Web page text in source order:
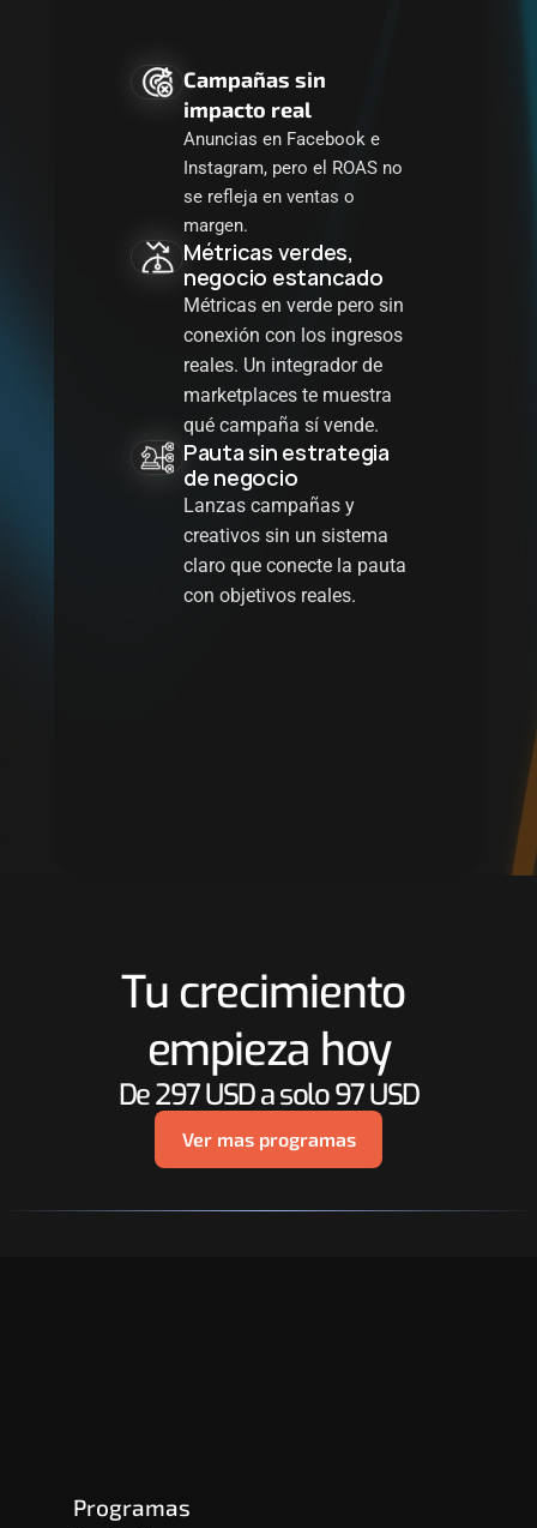
Campañas sin
impacto real
Anuncias en Facebook e
Instagram, pero el ROAS no
se refleja en ventas o
margen.
Métricas verdes,
negocio estancado
Métricas en verde pero sin
conexión con los ingresos
reales. Un integrador de
marketplaces te muestra
qué campaña sí vende.
Pauta sin estrategia
de negocio
Lanzas campañas y
creativos sin un sistema
claro que conecte la pauta
con objetivos reales.
Tu crecimiento
empieza hoy
De 297 USD a solo 97 USD
Ver mas programas
Programas